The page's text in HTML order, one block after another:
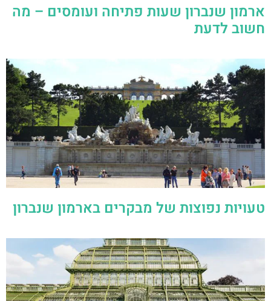
ארמון שנברון שעות פתיחה ועומסים – מה
חשוב לדעת
טעויות נפוצות של מבקרים בארמון שנברון